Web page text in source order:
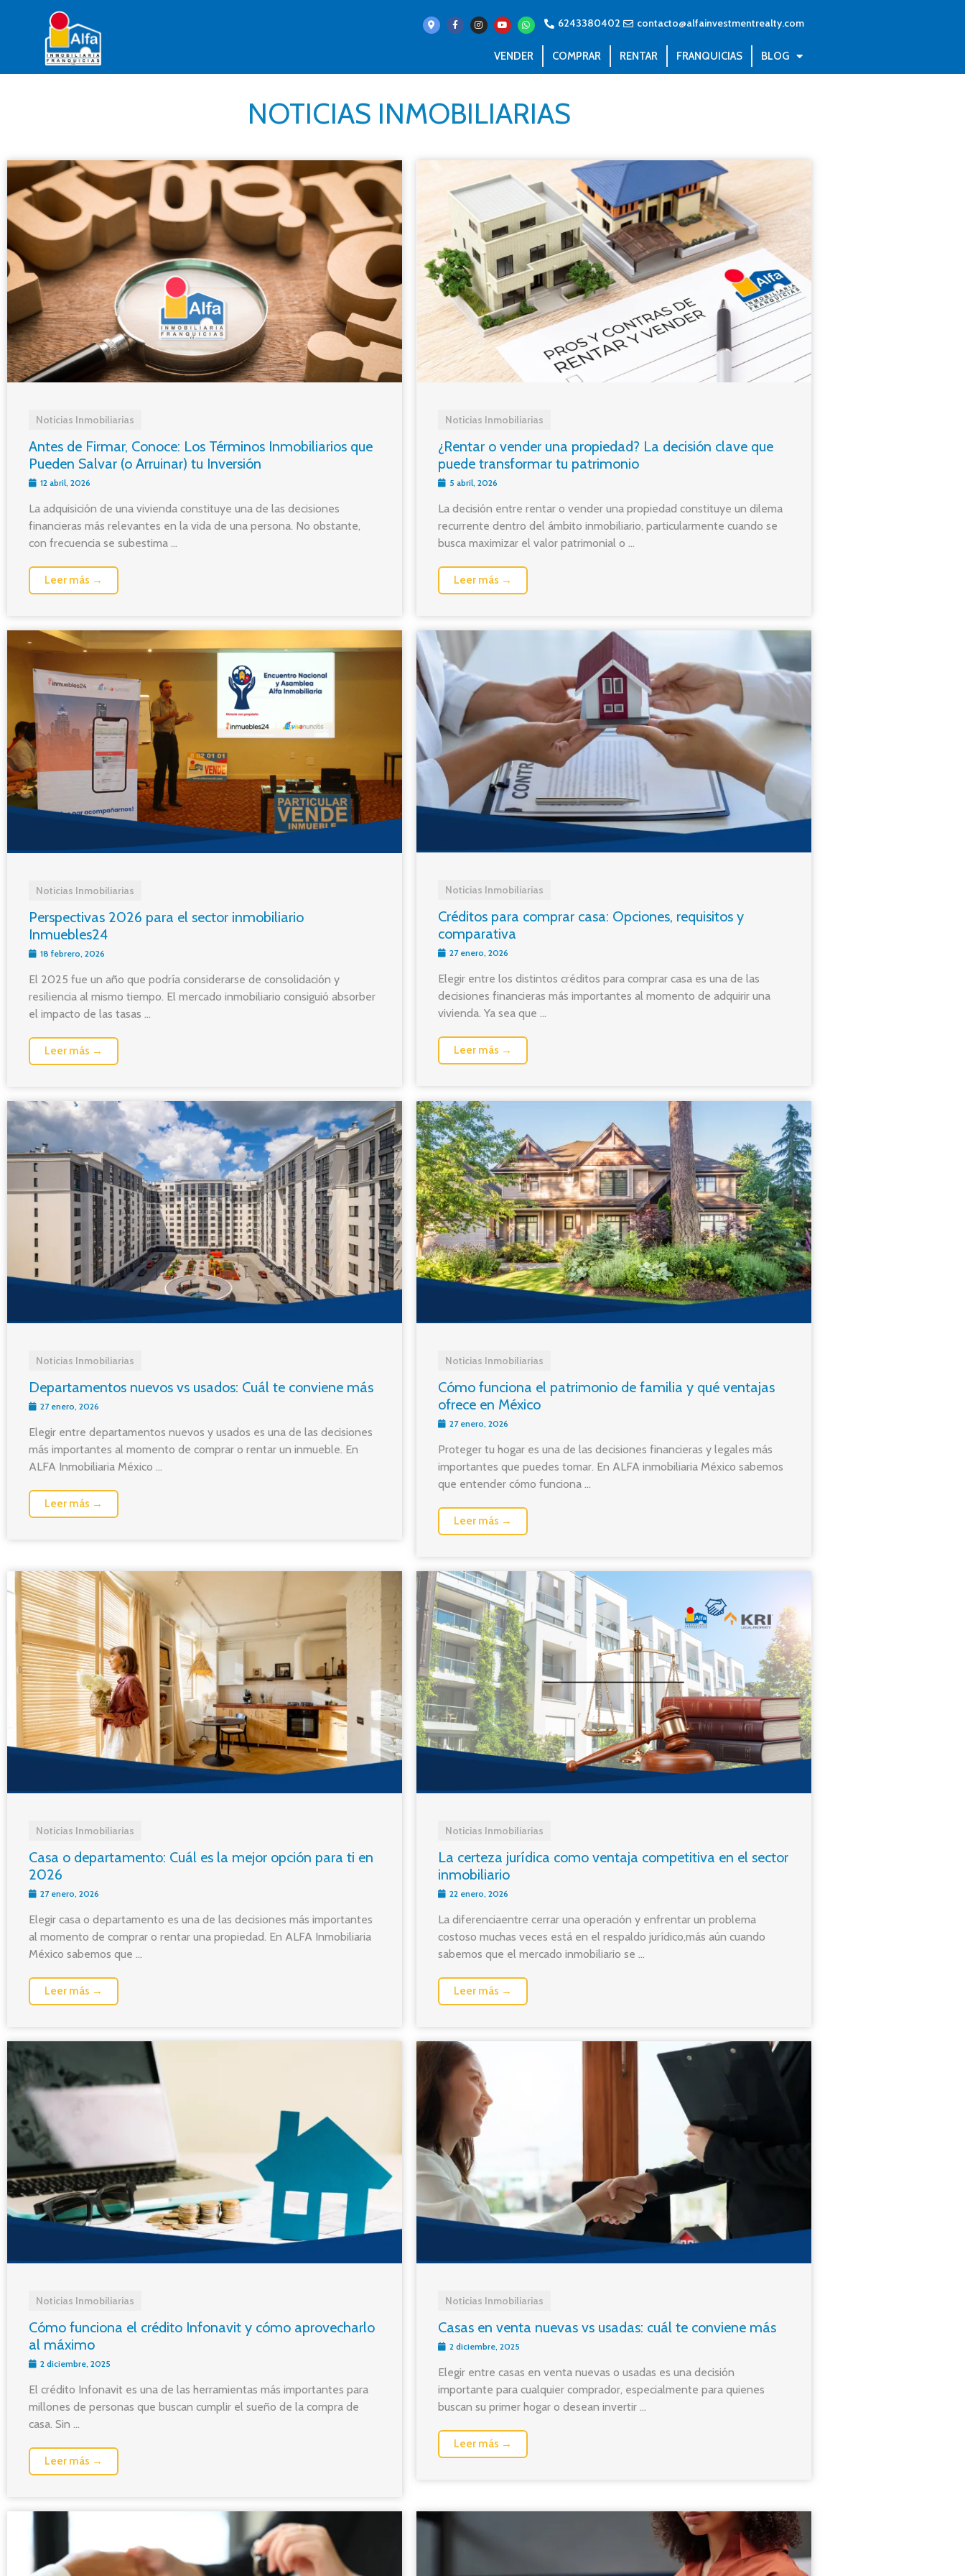
6243380402 contacto@alfainvestmentrealty.com
VENDER COMPRAR RENTAR FRANQUICIAS BLOG
NOTICIAS INMOBILIARIAS
Noticias Inmobiliarias
Antes de Firmar, Conoce: Los Términos Inmobiliarios que
Pueden Salvar (o Arruinar) tu Inversión
12 abril, 2026
La adquisición de una vivienda constituye una de las decisiones
financieras más relevantes en la vida de una persona. No obstante,
con frecuencia se subestima ...
Leer más →
Noticias Inmobiliarias
¿Rentar o vender una propiedad? La decisión clave que
puede transformar tu patrimonio
5 abril, 2026
La decisión entre rentar o vender una propiedad constituye un dilema
recurrente dentro del ámbito inmobiliario, particularmente cuando se
busca maximizar el valor patrimonial o ...
Leer más →
Noticias Inmobiliarias
Perspectivas 2026 para el sector inmobiliario
Inmuebles24
18 febrero, 2026
El 2025 fue un año que podría considerarse de consolidación y
resiliencia al mismo tiempo. El mercado inmobiliario consiguió absorber
el impacto de las tasas ...
Leer más →
Noticias Inmobiliarias
Créditos para comprar casa: Opciones, requisitos y
comparativa
27 enero, 2026
Elegir entre los distintos créditos para comprar casa es una de las
decisiones financieras más importantes al momento de adquirir una
vivienda. Ya sea que ...
Leer más →
Noticias Inmobiliarias
Departamentos nuevos vs usados: Cuál te conviene más
27 enero, 2026
Elegir entre departamentos nuevos y usados es una de las decisiones
más importantes al momento de comprar o rentar un inmueble. En
ALFA Inmobiliaria México ...
Leer más →
Noticias Inmobiliarias
Cómo funciona el patrimonio de familia y qué ventajas
ofrece en México
27 enero, 2026
Proteger tu hogar es una de las decisiones financieras y legales más
importantes que puedes tomar. En ALFA inmobiliaria México sabemos
que entender cómo funciona ...
Leer más →
Noticias Inmobiliarias
Casa o departamento: Cuál es la mejor opción para ti en
2026
27 enero, 2026
Elegir casa o departamento es una de las decisiones más importantes
al momento de comprar o rentar una propiedad. En ALFA Inmobiliaria
México sabemos que ...
Leer más →
Noticias Inmobiliarias
La certeza jurídica como ventaja competitiva en el sector
inmobiliario
22 enero, 2026
La diferenciaentre cerrar una operación y enfrentar un problema
costoso muchas veces está en el respaldo jurídico,más aún cuando
sabemos que el mercado inmobiliario se ...
Leer más →
Noticias Inmobiliarias
Cómo funciona el crédito Infonavit y cómo aprovecharlo
al máximo
2 diciembre, 2025
El crédito Infonavit es una de las herramientas más importantes para
millones de personas que buscan cumplir el sueño de la compra de
casa. Sin ...
Leer más →
Noticias Inmobiliarias
Casas en venta nuevas vs usadas: cuál te conviene más
2 diciembre, 2025
Elegir entre casas en venta nuevas o usadas es una decisión
importante para cualquier comprador, especialmente para quienes
buscan su primer hogar o desean invertir ...
Leer más →